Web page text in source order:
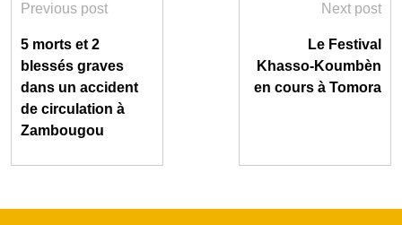
Previous post
5 morts et 2
blessés graves
dans un accident
de circulation à
Zambougou
Next post
Le Festival
Khasso-Koumbèn
en cours à Tomora